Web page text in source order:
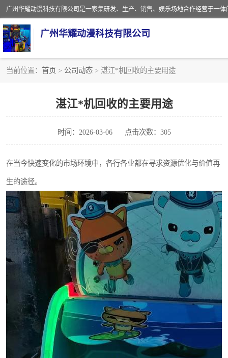
广州华耀动漫科技有限公司
当前位置： 首页 > 公司动态 > 湛江*机回收的主要用途
湛江*机回收的主要用途
时间：2026-03-06 点击次数：305
在当今快速变化的市场环境中，各行各业都在寻求资源优化与价值再
生的途径。
游戏厅回收